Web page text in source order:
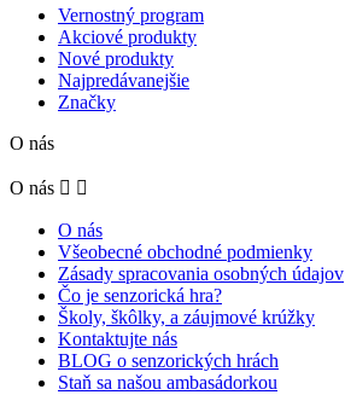
Vernostný program
Akciové produkty
Nové produkty
Najpredávanejšie
Značky
O nás
O nás  
O nás
Všeobecné obchodné podmienky
Zásady spracovania osobných údajov
Čo je senzorická hra?
Školy, škôlky, a záujmové krúžky
Kontaktujte nás
BLOG o senzorických hrách
Staň sa našou ambasádorkou